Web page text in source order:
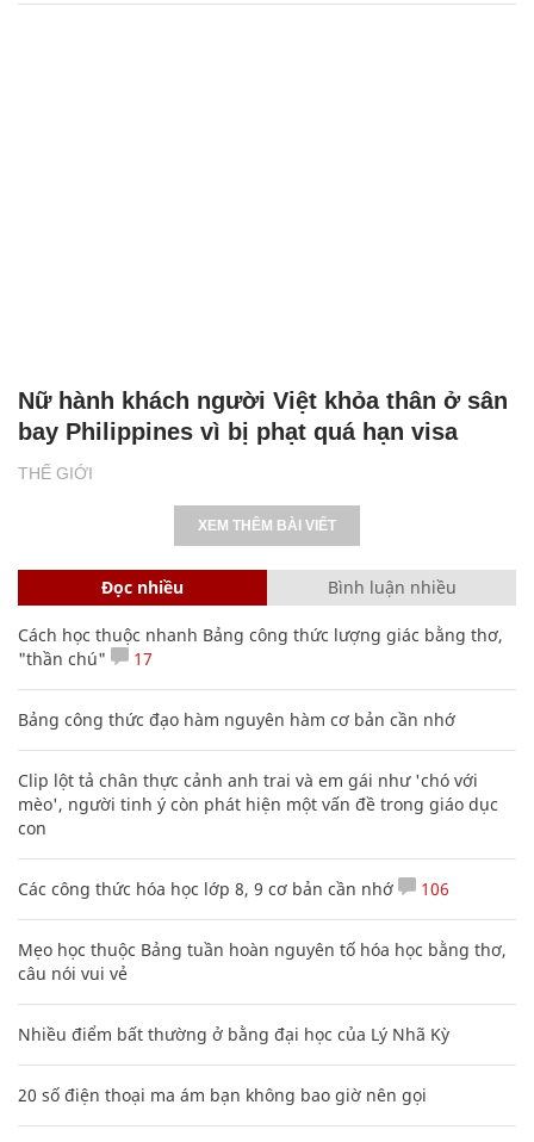
THẾ GIỚI
Nữ hành khách người Việt khỏa thân ở sân
bay Philippines vì bị phạt quá hạn visa
XEM THÊM BÀI VIẾT
Đọc nhiều Bình luận nhiều
Cách học thuộc nhanh Bảng công thức lượng giác bằng thơ,
"thần chú"
17
Bảng công thức đạo hàm nguyên hàm cơ bản cần nhớ
Clip lột tả chân thực cảnh anh trai và em gái như 'chó với
mèo', người tinh ý còn phát hiện một vấn đề trong giáo dục
con
Các công thức hóa học lớp 8, 9 cơ bản cần nhớ 106
Mẹo học thuộc Bảng tuần hoàn nguyên tố hóa học bằng thơ,
câu nói vui vẻ
Nhiều điểm bất thường ở bằng đại học của Lý Nhã Kỳ
20 số điện thoại ma ám bạn không bao giờ nên gọi